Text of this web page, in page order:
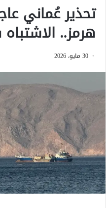
تحذير عُماني
هرمز..
30 مايو، 2026